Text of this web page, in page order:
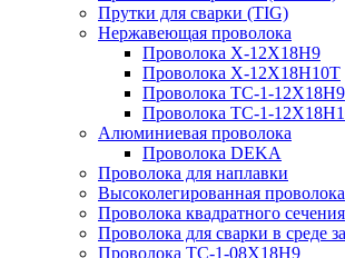
Прутки для сварки (TIG)
Нержавеющая проволока
Проволока Х-12Х18Н9
Проволока Х-12Х18Н10Т
Проволока ТС-1-12Х18Н9
Проволока ТС-1-
Алюминиевая проволока
Проволока DEKA
Проволока для наплавки
Высоколегированная проволока
Проволока квадратного сечения
Проволока для сварки в среде
Проволока ТС-1-08Х18Н9